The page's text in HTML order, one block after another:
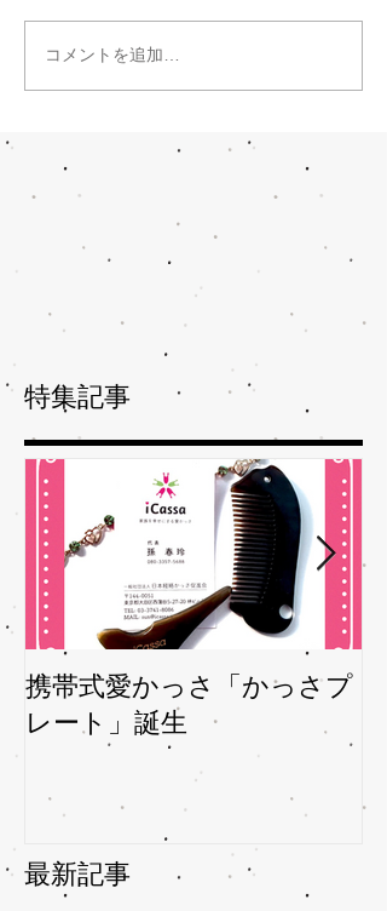
コメントを追加…
特集記事
携帯式愛かっさ「かっさプ
レート」誕生
最新記事